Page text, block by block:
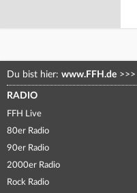
Du bist hier: www.FFH.de >>>
RADIO
FFH Live
80er Radio
90er Radio
2000er Radio
Rock Radio